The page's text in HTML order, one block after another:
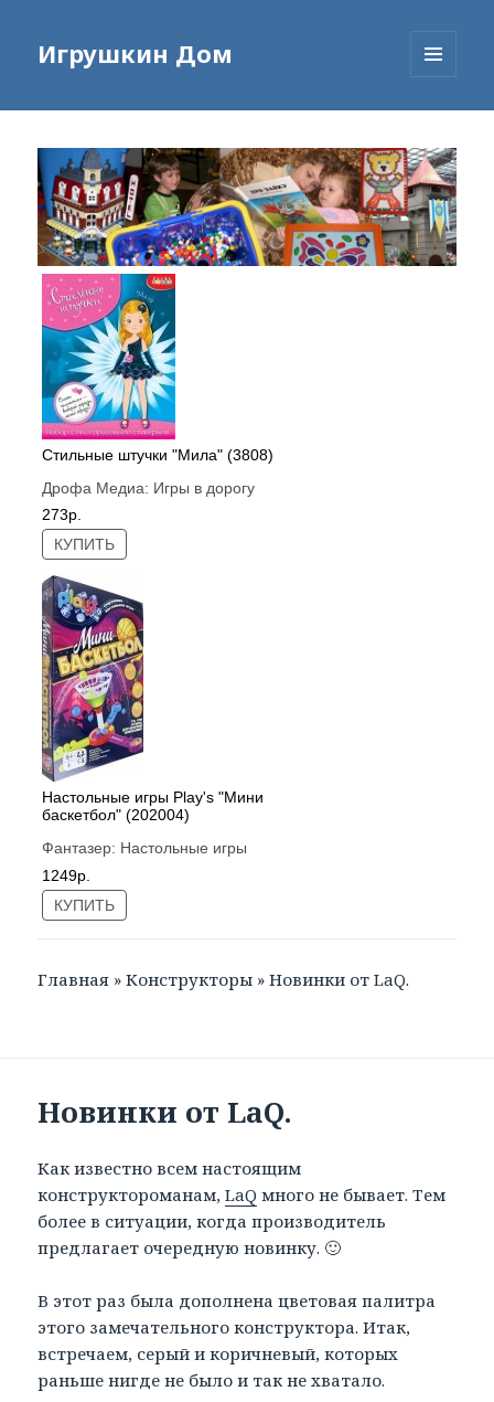
Игрушкин Дом
Стильные штучки "Мила" (3808)
Дрофа Медиа: Игры в дорогу
273р.
КУПИТЬ
Настольные игры Рlay's "Мини
баскетбол" (202004)
Фантазер: Настольные игры
1249р.
КУПИТЬ
Главная »Конструкторы »Новинки от LaQ.
Новинки от LaQ.
Как известно всем настоящим
конструктороманам,LaQ много не бывает. Тем
более в ситуации, когда производитель
предлагает очередную новинку. 🙂
В этот раз была дополнена цветовая палитра
этого замечательного конструктора. Итак,
встречаем, серый и коричневый, которых
раньше нигде не было и так не хватало.